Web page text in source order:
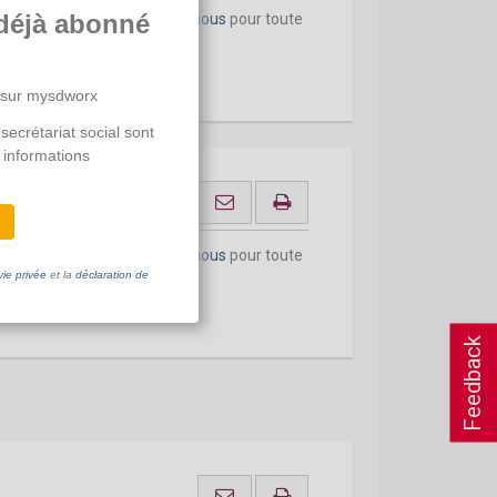
Feedback
actuel.Contactez-nous pour toute
Contactez-nous pour toute
abonné
mysdworx
social sont
privéeet la déclaration de